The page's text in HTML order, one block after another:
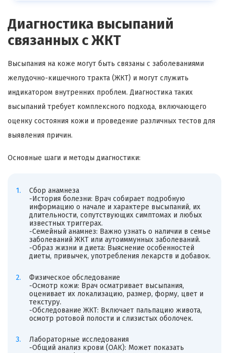
Диагностика высыпаний
связанных с ЖКТ
Высыпания на коже могут быть связаны с заболеваниями
желудочно-кишечного тракта (ЖКТ) и могут служить
индикатором внутренних проблем. Диагностика таких
высыпаний требует комплексного подхода, включающего
оценку состояния кожи и проведение различных тестов для
выявления причин.
Основные шаги и методы диагностики:
Сбор анамнеза
-История болезни: Врач собирает подробную
информацию о начале и характере высыпаний, их
длительности, сопутствующих симптомах и любых
известных триггерах.
-Семейный анамнез: Важно узнать о наличии в семье
заболеваний ЖКТ или аутоиммунных заболеваний.
-Образ жизни и диета: Выяснение особенностей
диеты, привычек, употребления лекарств и добавок.
Физическое обследование
-Осмотр кожи: Врач осматривает высыпания,
оценивает их локализацию, размер, форму, цвет и
текстуру.
-Обследование ЖКТ: Включает пальпацию живота,
осмотр ротовой полости и слизистых оболочек.
Лабораторные исследования
-Общий анализ крови (ОАК): Может показать